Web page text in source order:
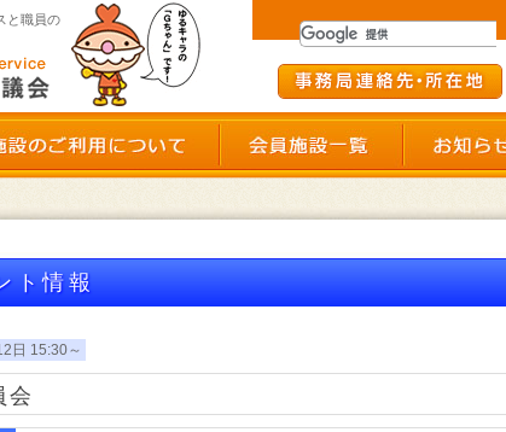
と職員の
群馬県老人福祉施設協議会
施協について 施設のご利用について 会員施設一覧
ト情報
日 15:30～
会